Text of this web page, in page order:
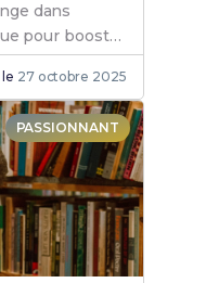
dans
pour booster
27 octobre 2025
PASSIONNANT